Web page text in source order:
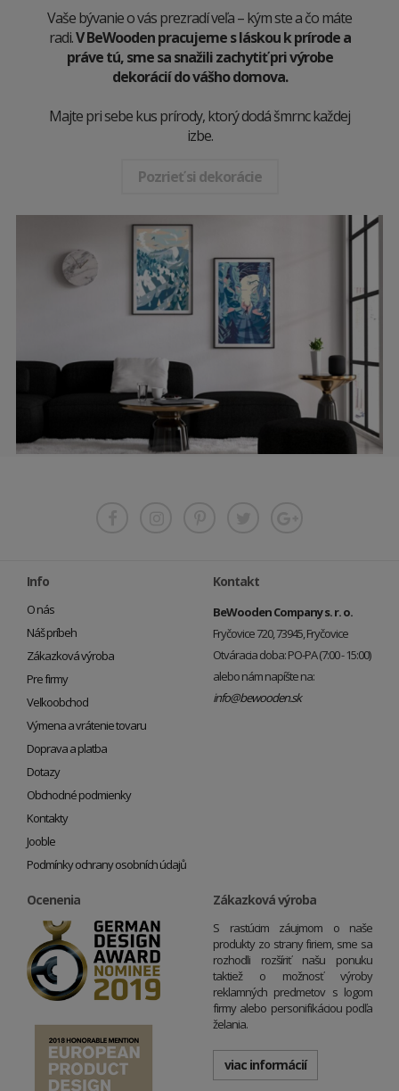
Vaše bývanie o vás prezradí veľa – kým ste a čo máte
radi.V BeWooden pracujeme s láskou k prírode a
práve tú, sme sa snažili zachytiť pri výrobe
dekorácií do vášho domova.
Majte pri sebe kus prírody, ktorý dodá šmrnc každej
izbe.
Pozrieť si dekorácie
Info
O nás
Náš príbeh
Zákazková výroba
Pre firmy
Veľkoobchod
Výmena a vrátenie tovaru
Doprava a platba
Dotazy
Obchodné podmienky
Kontakty
Jooble
Podmínky ochrany osobních údajů
Kontakt
BeWooden Company s. r. o.
Fryčovice 720, 73945, Fryčovice
Otváracia doba: PO-PA (7:00 - 15:00)
alebo nám napíšte na:
info@bewooden.sk
Ocenenia Zákazková výroba
S rastúcim záujmom o naše
produkty zo strany firiem, sme sa
rozhodli rozšíriť našu ponuku
taktiež o možnosť výroby
reklamných predmetov s logom
firmy alebo personifikáciou podľa
želania.
viac informácií